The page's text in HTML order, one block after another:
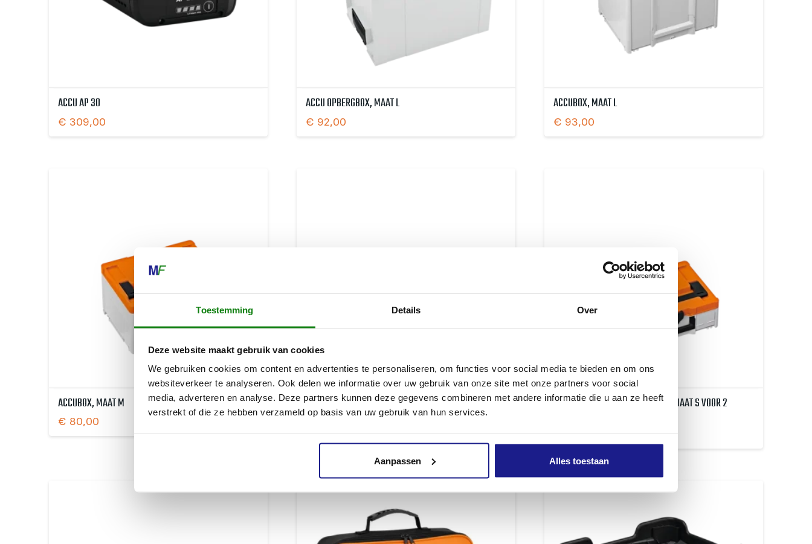
Toestemming Details Over
Deze website maakt gebruik van cookies
We gebruiken cookies om content en advertenties te personaliseren, om functies voor social media te bieden en om ons
websiteverkeer te analyseren. Ook delen we informatie over uw gebruik van onze site met onze partners voor social
media, adverteren en analyse. Deze partners kunnen deze gegevens combineren met andere informatie die u aan ze heeft
verstrekt of die ze hebben verzameld op basis van uw gebruik van hun services.
Aanpassen Alles toestaan
ACCU AP 30
€ 309,00
ACCU OPBERGBOX, MAAT L
€ 92,00
ACCUBOX, MAAT L
€ 93,00
ACCUBOX, MAAT M
€ 80,00
ACCUBOX, MAAT S
€69,00
ACCUBOX, SYSTAINER³-SYSTEEM MAAT S VOOR 2